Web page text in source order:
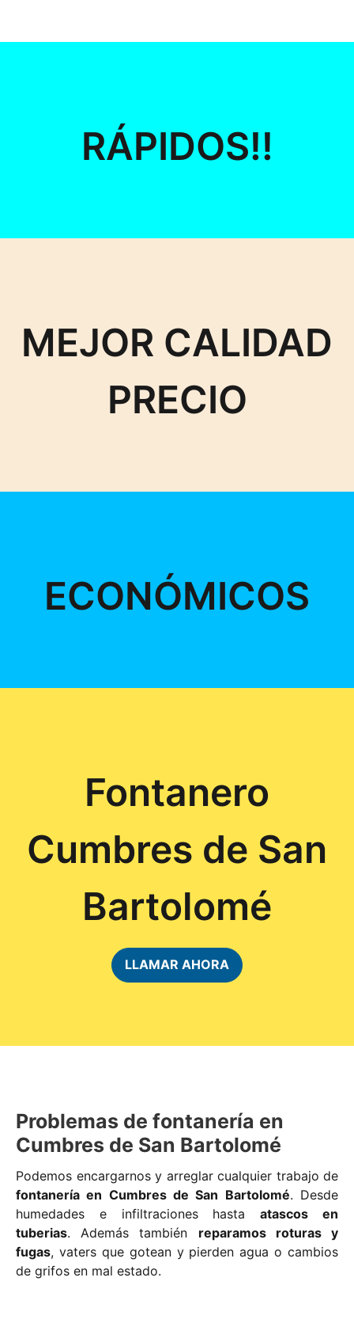
RÁPIDOS!!
MEJOR CALIDAD
PRECIO
ECONÓMICOS
Fontanero
Cumbres de San
Bartolomé
LLAMAR AHORA
Problemas de fontanería en
Cumbres de San Bartolomé
Podemos encargarnos y arreglar cualquier trabajo de
fontanería en Cumbres de San Bartolomé. Desde
humedades e infiltraciones hastaatascos en
tuberias. Además también reparamos roturas y
fugas, vaters que gotean y pierden agua o cambios
de grifos en mal estado.